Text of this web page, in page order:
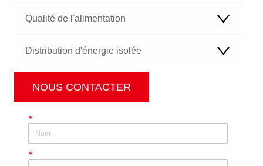
Qualité de l'alimentation
Distribution d'énergie isolée
NOUS CONTACTER
*
*